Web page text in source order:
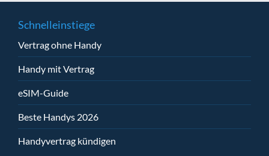
Schnelleinstiege
Vertrag ohne Handy
Handy mit Vertrag
eSIM-Guide
Beste Handys 2026
Handyvertrag kündigen